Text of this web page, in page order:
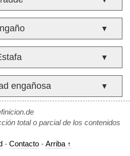
▼
▼
engañosa ▼
total o parcial de los contenidos
- Contacto - Arriba ↑